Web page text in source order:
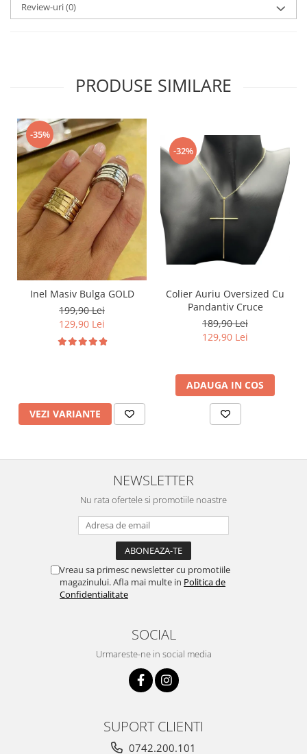
Review-uri(0)
PRODUSE SIMILARE
-35%
Inel Masiv Bulga GOLD
199,90 Lei
129,90 Lei
VEZI VARIANTE
-32%
Colier Auriu Oversized Cu
Pandantiv Cruce
189,90 Lei
129,90 Lei
ADAUGA IN COS
NEWSLETTER
Nu rata ofertele si promotiile noastre
Vreau sa primesc newsletter cu promotiile
magazinului. Afla mai multe in Politica de
Confidentialitate
SOCIAL
Urmareste-ne in social media
SUPORT CLIENTI
0742.200.101